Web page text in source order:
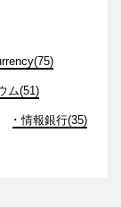
ム(51)
情報銀行(35)